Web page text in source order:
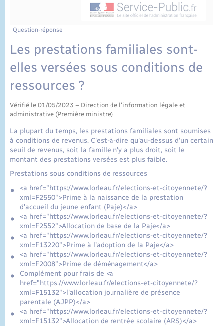
Question-réponse
Les prestations familiales sont-
elles versées sous conditions de
ressources ?
Vérifié le 01/05/2023 – Direction de l'information légale et
administrative (Première ministre)
La plupart du temps, les prestations familiales sont soumises
à conditions de revenus. C'est-à-dire qu'au-dessus d'un certain
seuil de revenus, soit la famille n'y a plus droit, soit le
montant des prestations versées est plus faible.
Prestations sous conditions de ressources
<a href="https://www.lorleau.fr/elections-et-citoyennete/?
xml=F2550">Prime à la naissance de la prestation
d'accueil du jeune enfant (Paje)</a>
<a href="https://www.lorleau.fr/elections-et-citoyennete/?
xml=F2552">Allocation de base de la Paje</a>
<a href="https://www.lorleau.fr/elections-et-citoyennete/?
xml=F13220">Prime à l'adoption de la Paje</a>
<a href="https://www.lorleau.fr/elections-et-citoyennete/?
xml=F2008">Prime de déménagement</a>
Complément pour frais de <a
href="https://www.lorleau.fr/elections-et-citoyennete/?
xml=F15132">l'allocation journalière de présence
parentale (AJPP)</a>
<a href="https://www.lorleau.fr/elections-et-citoyennete/?
xml=F15132">Allocation de rentrée scolaire (ARS)</a>